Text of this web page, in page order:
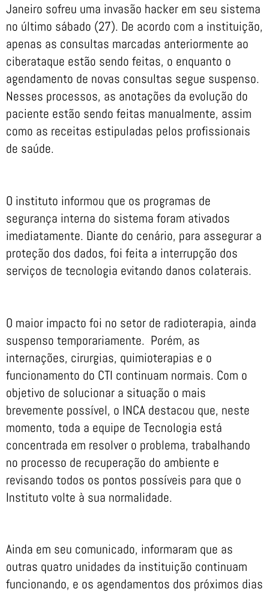
Janeiro sofreu uma invasão hacker em seu sistema
no último sábado (27). De acordo com a instituição,
apenas as consultas marcadas anteriormente ao
ciberataque estão sendo feitas, o enquanto o
agendamento de novas consultas segue suspenso.
Nesses processos, as anotações da evolução do
paciente estão sendo feitas manualmente, assim
como as receitas estipuladas pelos profissionais
de saúde.
O instituto informou que os programas de
segurança interna do sistema foram ativados
imediatamente. Diante do cenário, para assegurar a
proteção dos dados, foi feita a interrupção dos
serviços de tecnologia evitando danos colaterais.
O maior impacto foi no setor de radioterapia, ainda
suspenso temporariamente. Porém, as
internações, cirurgias, quimioterapias e o
funcionamento do CTI continuam normais. Com o
objetivo de solucionar a situação o mais
brevemente possível, o INCA destacou que, neste
momento, toda a equipe de Tecnologia está
concentrada em resolver o problema, trabalhando
no processo de recuperação do ambiente e
revisando todos os pontos possíveis para que o
Instituto volte à sua normalidade.
Ainda em seu comunicado, informaram que as
outras quatro unidades da instituição continuam
funcionando, e os agendamentos dos próximos dias